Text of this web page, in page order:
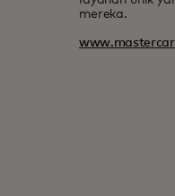
mereka.